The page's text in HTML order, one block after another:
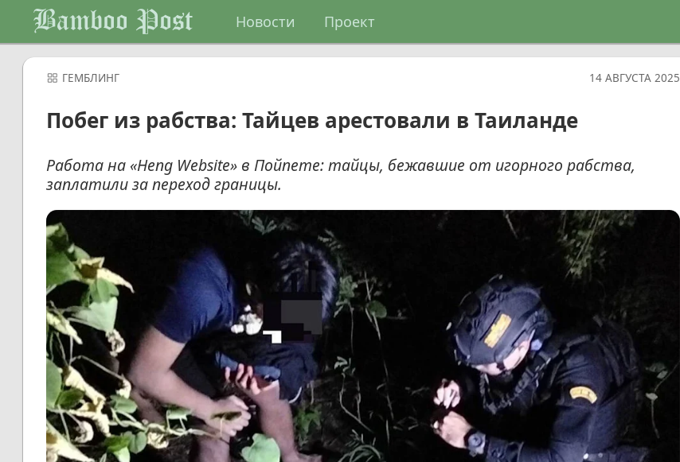
Bamboo Post Новости Проект
ГЕМБЛИНГ 14 АВГУСТА 2025
Побег из рабства: Тайцев арестовали в Таиланде
Работа на «Heng Website» в Пойпете: тайцы, бежавшие от игорного рабства,
заплатили за переход границы.